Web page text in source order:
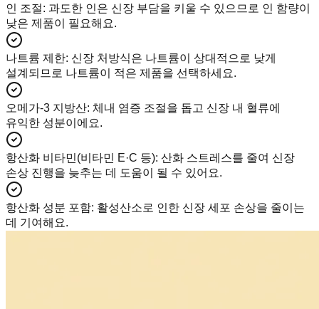
인 조절: 과도한 인은 신장 부담을 키울 수 있으므로 인 함량이
낮은 제품이 필요해요.
나트륨 제한: 신장 처방식은 나트륨이 상대적으로 낮게
설계되므로 나트륨이 적은 제품을 선택하세요.
오메가-3 지방산: 체내 염증 조절을 돕고 신장 내 혈류에
유익한 성분이에요.
항산화 비타민(비타민 E·C 등): 산화 스트레스를 줄여 신장
손상 진행을 늦추는 데 도움이 될 수 있어요.
항산화 성분 포함: 활성산소로 인한 신장 세포 손상을 줄이는
데 기여해요.